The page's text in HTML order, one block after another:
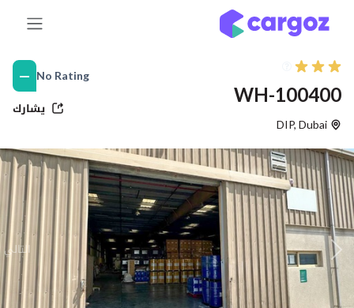
تخطي للذهاب إلى المحتوى
WH-100400
DIP, Dubai
No Rating
—
يشارك
Previous التالي